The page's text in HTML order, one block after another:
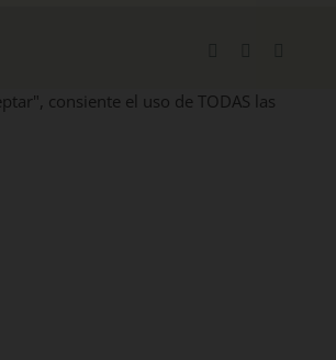
consiente el uso de TODAS las